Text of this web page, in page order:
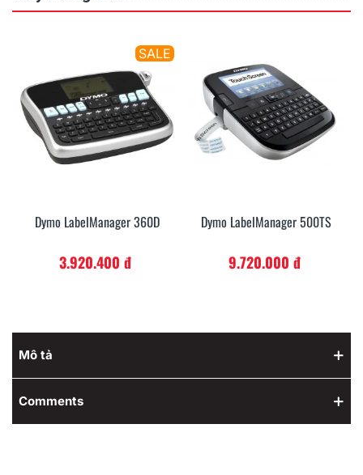
SALE
Dymo LabelManager 360D
3.920.400 đ
Dymo LabelManager 500TS
9.720.000 đ
Mô tả
Comments